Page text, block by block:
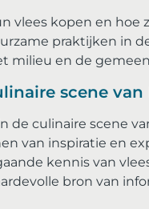
vlees kopen en
praktijken in
milieu en de
scene van
de culinaire scene
van inspiratie en
kennis van
bron van